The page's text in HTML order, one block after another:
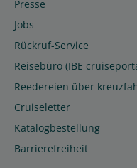
Presse
Jobs
Rückruf-Service
Reisebüro (IBE
Reedereien über
Cruiseletter
Katalogbestellung
Barrierefreiheit